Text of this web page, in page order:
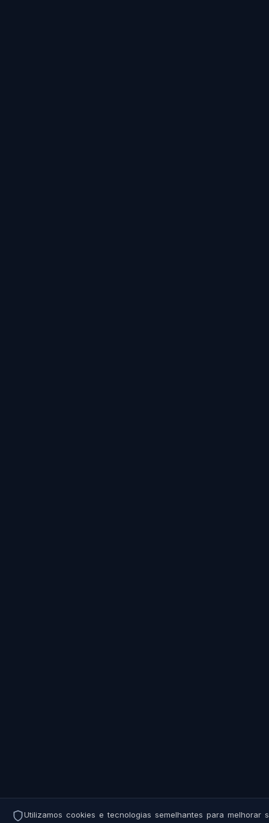
Utilizamos cookies e tecnologias semelhantes para